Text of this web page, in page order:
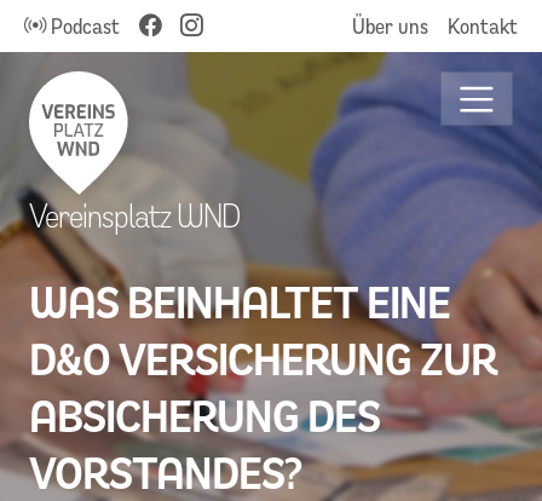
Podcast Über uns Kontakt
WAS BEINHALTET EINE
D&O VERSICHERUNG ZUR
ABSICHERUNG DES
VORSTANDES?
Vereinsplatz WND